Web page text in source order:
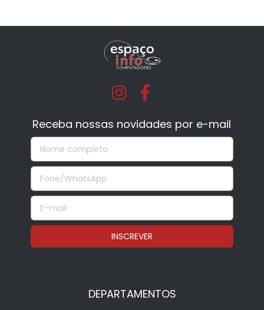
Receba nossas novidades por e-mail
DEPARTAMENTOS